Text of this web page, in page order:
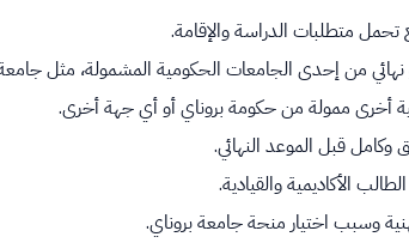
متطلبات الدراسة والإقامة.
من إحدى الجامعات الحكومية المشمولة، مثل جامعة
أخرى ممولة من حكومة بروناي أو أي جهة أخرى.
قبل الموعد النهائي.
الأكاديمية والقيادية.
وسبب اختيار منحة جامعة بروناي.